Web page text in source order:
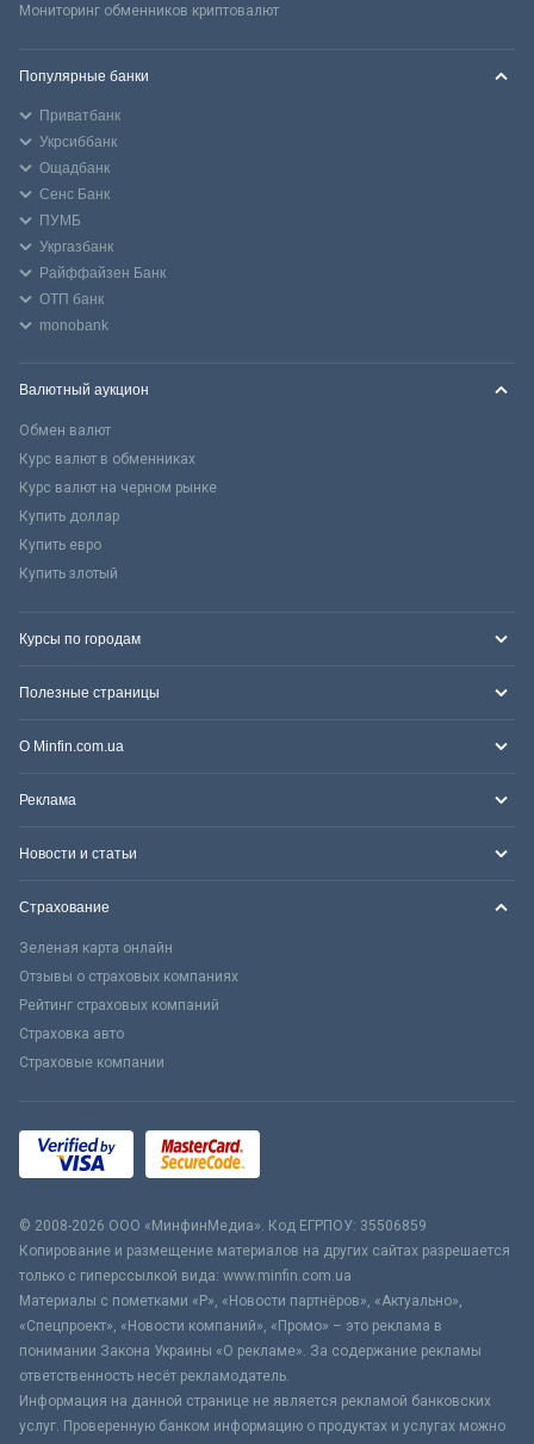
Мониторинг обменников криптовалют
Популярные банки
Приватбанк
Укрсиббанк
Ощадбанк
Сенс Банк
ПУМБ
Укргазбанк
Райффайзен Банк
ОТП банк
monobank
Валютный аукцион
Обмен валют
Курс валют в обменниках
Курс валют на черном рынке
Купить доллар
Купить евро
Купить злотый
Курсы по городам
Полезные страницы
О Minfin.com.ua
Реклама
Новости и статьи
Страхование
Зеленая карта онлайн
Отзывы о страховых компаниях
Рейтинг страховых компаний
Страховка авто
Страховые компании
© 2008-2026 ООО «МинфинМедиа». Код ЕГРПОУ: 35506859
Копирование и размещение материалов на других сайтах разрешается
только с гиперссылкой вида: www.minfin.com.ua
Материалы с пометками «Р», «Новости партнёров», «Актуально»,
«Спецпроект», «Новости компаний», «Промо» – это реклама в
понимании Закона Украины «О рекламе». За содержание рекламы
ответственность несёт рекламодатель.
Информация на данной странице не является рекламой банковских
услуг. Проверенную банком информацию о продуктах и услугах можно